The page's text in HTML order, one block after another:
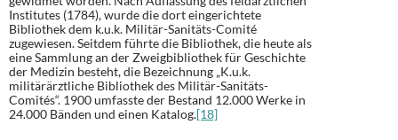
Institutes (1784), wurde die dort eingerichtete
Bibliothek dem k.u.k. Militär-Sanitäts-Comité
zugewiesen. Seitdem führte die Bibliothek, die heute als
eine Sammlung an der Zweigbibliothek für Geschichte
der Medizin besteht, die Bezeichnung „K.u.k.
militärärztliche Bibliothek des Militär-Sanitäts-
Comités“. 1900 umfasste der Bestand 12.000 Werke in
24.000 Bänden und einen Katalog.[18]